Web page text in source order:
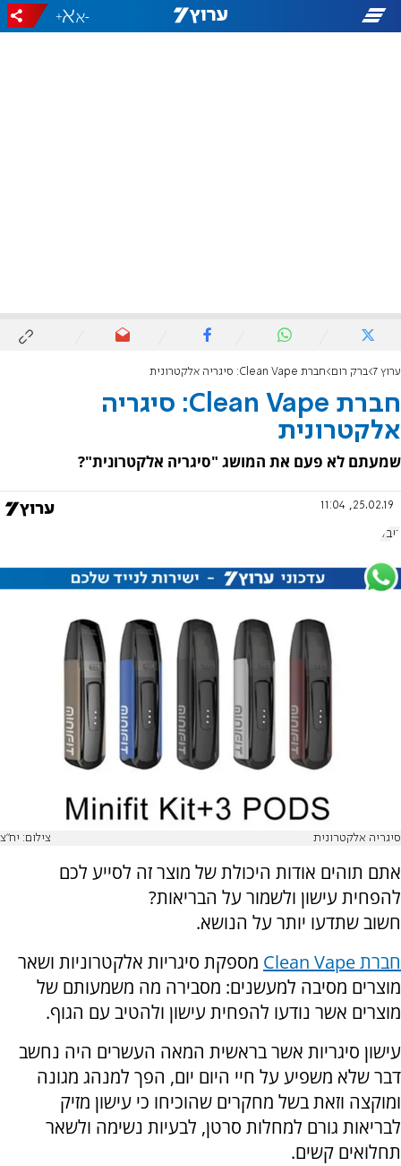
-
+
ערוץ 7 ברק רום חברת Clean Vape: סיגריה אלקטרונית
חברת Clean Vape: סיגריה
אלקטרונית
שמעתם לא פעם את המושג "סיגריה אלקטרונית"?
25.02.19, 11:04
טבק
סיגריה אלקטרונית צילום: יח"צ
אתם תוהים אודות היכולת של מוצר זה לסייע לכם
להפחית עישון ולשמור על הבריאות?
חשוב שתדעו יותר על הנושא.
חברתClean Vape מספקת סיגריות אלקטרוניות ושאר
מוצרים מסיבה למעשנים: מסבירה מה משמעותם של
מוצרים אשר נודעו להפחית עישון ולהטיב עם הגוף.
עישון סיגריות אשר בראשית המאה העשרים היה נחשב
דבר שלא משפיע על חיי היום יום, הפך למנהג מגונה
ומוקצה וזאת בשל מחקרים שהוכיחו כי עישון מזיק
לבריאות גורם למחלות סרטן, לבעיות נשימה ולשאר
תחלואים קשים.